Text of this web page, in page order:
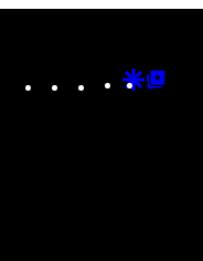
Instagram
TikTokYouTube
Google